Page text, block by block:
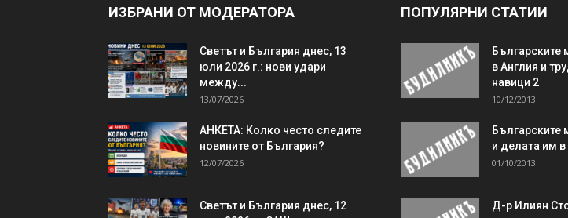
ИЗБРАНИ ОТ МОДЕРАТОРА
Светът и България днес, 13
юли 2026 г.: нови удари
между...
13/07/2026
АНКЕТА: Колко често следите
новините от България?
12/07/2026
Светът и България днес, 12
ПОПУЛЯРНИ СТАТИИ
Българските
в Англия и
навици 2
10/12/2013
Българските
и делата им в
01/10/2013
Д-р Илиян